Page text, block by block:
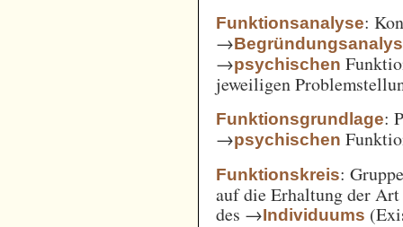
Funktionsanalyse:
→
→psychischen
jeweiligen
Funktionsgrundlage:
→psychischen
Funktionskreis:
auf die Erhaltung der
des →Individuums